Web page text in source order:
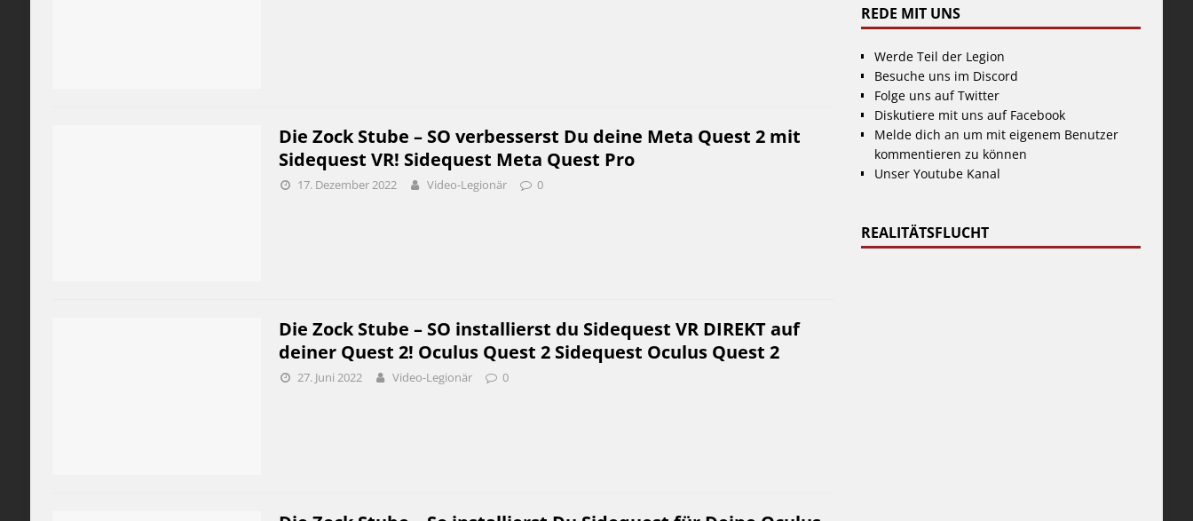
Die Zock Stube – SO verbesserst Du deine Meta Quest 2 mit
Sidequest VR! Sidequest Meta Quest Pro
17. Dezember 2022 Video-Legionär 0
Die Zock Stube – SO installierst du Sidequest VR DIREKT auf
deiner Quest 2! Oculus Quest 2 Sidequest Oculus Quest 2
27. Juni 2022 Video-Legionär 0
REDE MIT UNS
Werde Teil der Legion
Besuche uns im Discord
Folge uns auf Twitter
Diskutiere mit uns auf Facebook
Melde dich an um mit eigenem Benutzer
kommentieren zu können
Unser Youtube Kanal
REALITÄTSFLUCHT